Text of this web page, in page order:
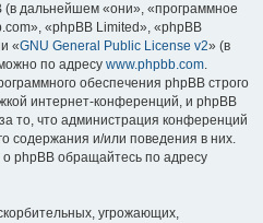
дальнейшем «они», «программное
«phpBB Limited», «phpBB
«GNU General Public License v2» (в
по адресу www.phpbb.com.
обеспечения phpBB строго
интернет-конференций, и phpBB
то, что администрация конференций
содержания и/или поведения в них.
phpBB обращайтесь по адресу
угрожающих,